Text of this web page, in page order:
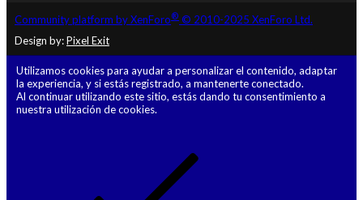
Community platform by XenForo® © 2010-2025 XenForo Ltd.
Design by:Pixel Exit
Utilizamos cookies para ayudar a personalizar el contenido, adaptar
la experiencia, y si estás registrado, a mantenerte conectado.
Al continuar utilizando este sitio, estás dando tu consentimiento a
nuestra utilización de cookies.